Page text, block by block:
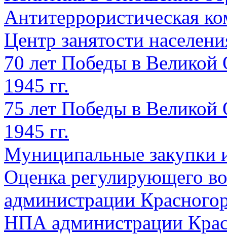
Антитеррористическая
Центр занятости
70 лет Победы в Великой
1945 гг.
75 лет Победы в Великой
1945 гг.
Муниципальные закупки
Оценка регулирующего
администрации
НПА администрации